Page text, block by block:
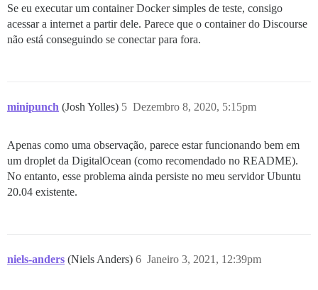
Se eu executar um container Docker simples de teste, consigo
acessar a internet a partir dele. Parece que o container do Discourse
não está conseguindo se conectar para fora.
minipunch (Josh Yolles) Dezembro 8, 2020, 5:15pm
5
Apenas como uma observação, parece estar funcionando bem em
um droplet da DigitalOcean (como recomendado no README).
No entanto, esse problema ainda persiste no meu servidor Ubuntu
20.04 existente.
niels-anders (Niels Anders) Janeiro 3, 2021, 12:39pm
6